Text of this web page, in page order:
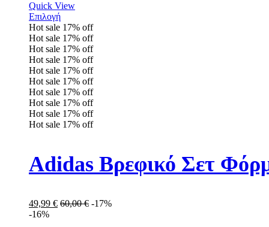
Quick View
Επιλογή
Hot sale 17% off
Hot sale 17% off
Hot sale 17% off
Hot sale 17% off
Hot sale 17% off
Hot sale 17% off
Hot sale 17% off
Hot sale 17% off
Hot sale 17% off
Hot sale 17% off
Adidas Βρεφικό Σετ
49,99 € 60,00€ -17%
-16%